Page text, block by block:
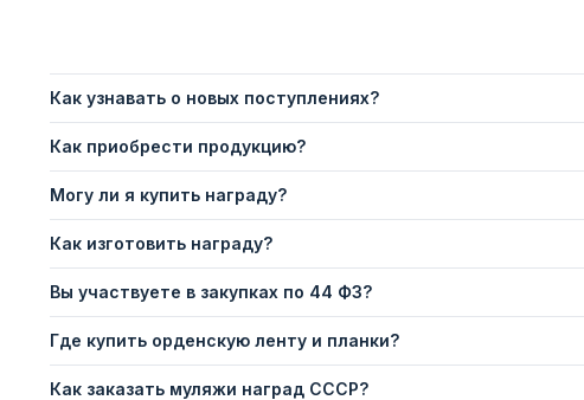
Как узнавать о новых поступлениях?
Как приобрести продукцию?
Могу ли я купить награду?
Как изготовить награду?
Вы участвуете в закупках по 44 ФЗ?
Где купить орденскую ленту и планки?
Как заказать муляжи наград СССР?